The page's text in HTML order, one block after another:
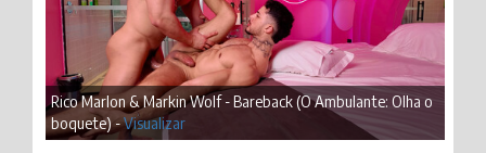
Rico Marlon & Markin Wolf - Bareback (O Ambulante: Olha o
boquete) -Visualizar